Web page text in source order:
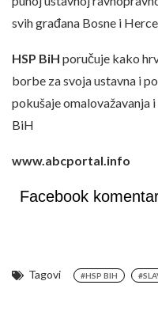
svih građana Bosne i
HSP BiH poručuje kako
borbe za svoja ustavna i
pokušaje omalovažavanja
BiH
www.abcportal.info
Facebook
Tagovi #HSP BIH